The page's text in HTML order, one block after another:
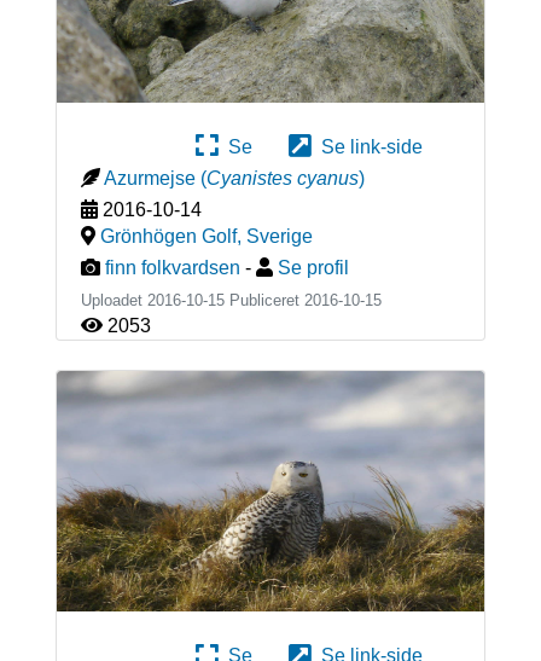
Se
Se link-side
Azurmejse (Cyanistes cyanus)
2016-10-14
Grönhögen Golf, Sverige
finn folkvardsen - Se profil
Uploadet 2016-10-15 Publiceret 2016-10-15
2053
Se Se link-side